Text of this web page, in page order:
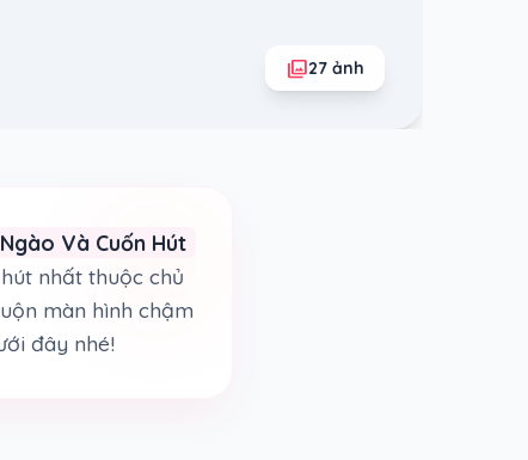
photo_library27 ảnh
Và Cuốn Hút
nhất thuộc chủ
màn hình chậm
đây nhé!